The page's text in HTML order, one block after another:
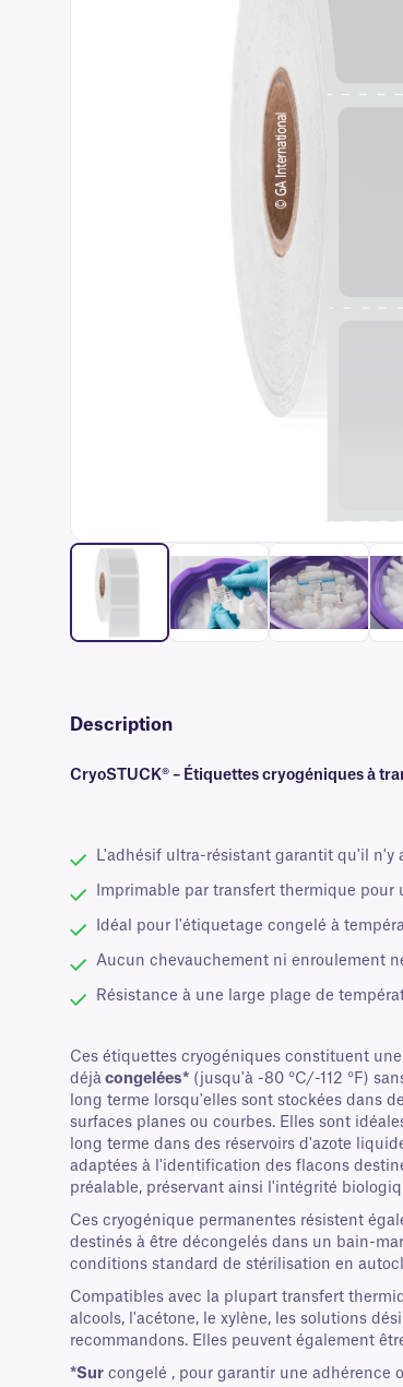
Description
CryoSTUCK® – Étiquettes cryogéniques à
L'adhésif ultra-résistant garantit qu'il n'y
Imprimable par transfert thermique
Idéal pour l'étiquetage congelé à
Aucun chevauchement ni enroulement
Résistance à une large plage de
Ces étiquettes cryogéniques constituent
déjà congelées* (jusqu'à -80 °C/-112 °F)
long terme lorsqu'elles sont stockées dans
surfaces planes ou courbes. Elles sont
long terme dans des réservoirs d'azote
adaptées à l'identification des flacons
préalable, préservant ainsi l'intégrité
Ces cryogénique permanentes résistent
destinés à être décongelés dans un bain-
conditions standard de stérilisation en
Compatibles avec la plupart transfert
alcools, l'acétone, le xylène, les solutions
recommandons. Elles peuvent également
*Sur congelé , pour garantir une adhérence